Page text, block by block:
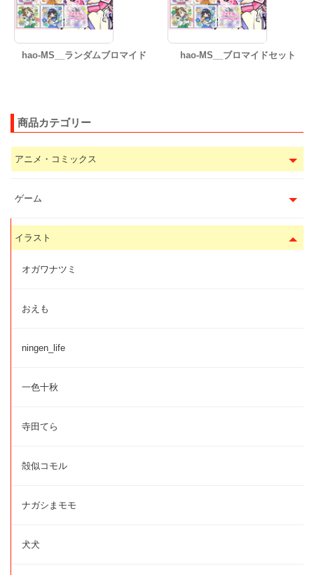
hao-MS__ランダムブロマイド hao-MS__ブロマイドセット
商品カテゴリー
アニメ・コミックス
ゲーム
イラスト
オガワナツミ
おえも
ningen_life
一色十秋
寺田てら
殻似コモル
ナガシまモモ
犬犬